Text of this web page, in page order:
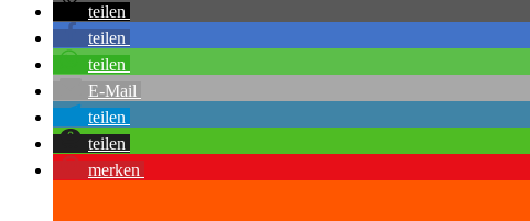
teilen
teilen
teilen
E-Mail
teilen
teilen
merken